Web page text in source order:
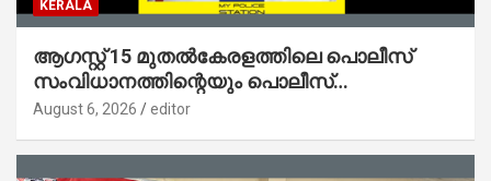
KERALA
ആഗസ്റ്റ് 15 മുതല്‍കേരളത്തിലെ പൊലീസ്
സംവിധാനത്തിന്റെയും പൊലീസ്
സ്റ്റേഷനുകളുടെയും മുഖഛായ മാറുകയാണ് :
August 6, 2026 editor